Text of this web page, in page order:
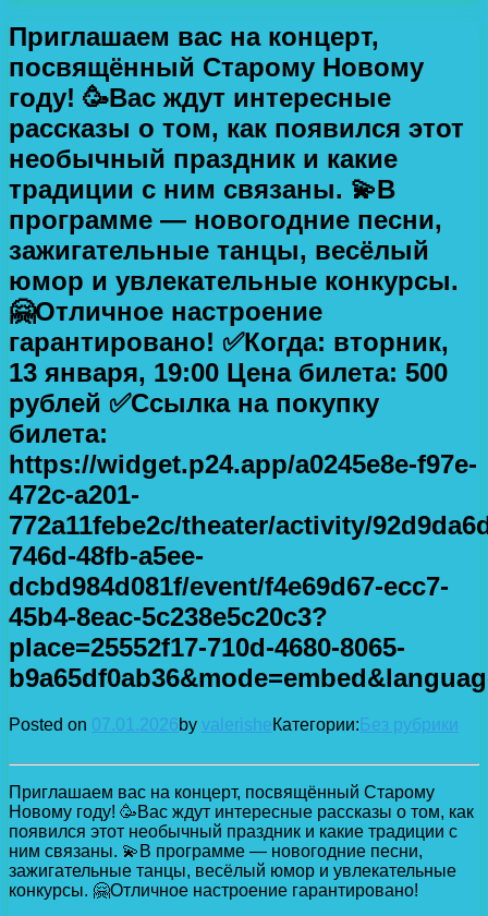
Приглашаем вас на концерт,
посвящённый Старому Новому
году! 🥳Вас ждут интересные
рассказы о том, как появился этот
необычный праздник и какие
традиции с ним связаны. 💫В
программе — новогодние песни,
зажигательные танцы, весёлый
юмор и увлекательные конкурсы.
🤗Отличное настроение
гарантировано! ✅Когда: вторник,
13 января, 19:00 Цена билета: 500
рублей ✅Ссылка на покупку
билета:
https://widget.p24.app/a0245e8e-f97e-
472c-a201-
772a11febe2c/theater/activity/
746d-48fb-a5ee-
dcbd984d081f/event/f4e69d67-ecc7-
45b4-8eac-5c238e5c20c3?
place=25552f17-710d-4680-8065-
Posted on 07.01.2026by valerisheКатегории: Без рубрики
Приглашаем вас на концерт, посвящённый Старому
Новому году! 🥳Вас ждут интересные рассказы о том, как
появился этот необычный праздник и какие традиции с
ним связаны. 💫В программе — новогодние песни,
зажигательные танцы, весёлый юмор и увлекательные
конкурсы. 🤗Отличное настроение гарантировано!